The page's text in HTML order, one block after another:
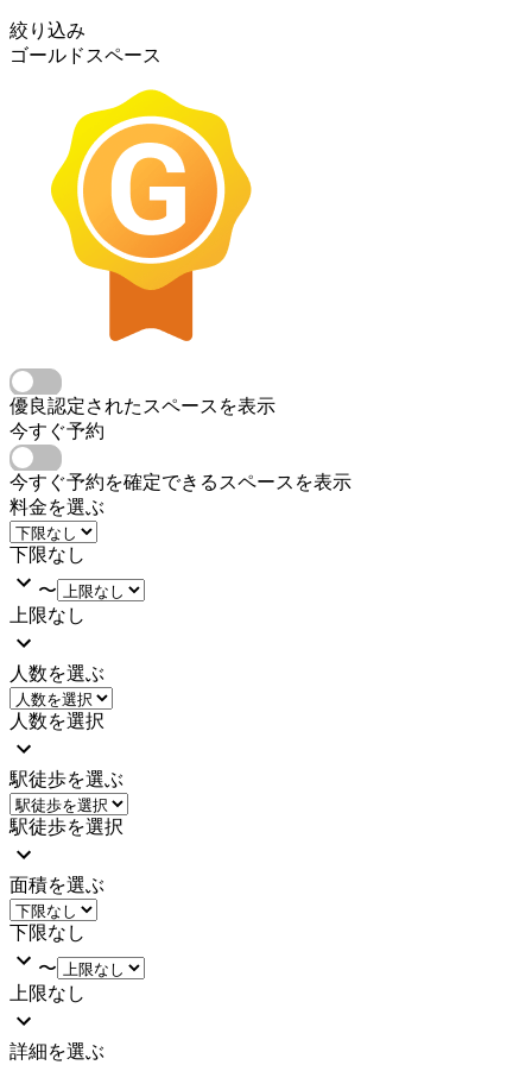
絞り込み
ゴールドスペース
優良認定されたスペースを表示
今すぐ予約
今すぐ予約を確定できるスペースを表示
料金を選ぶ
下限なし
〜
上限なし
人数を選ぶ
人数を選択
駅徒歩を選ぶ
駅徒歩を選択
面積を選ぶ
下限なし
〜
上限なし
詳細を選ぶ